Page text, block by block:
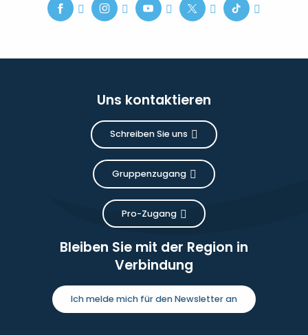
Uns kontaktieren
Schreiben Sie uns
Gruppenzugang
Pro-Zugang
Bleiben Sie mit der Region in
Verbindung
Ich melde mich für den Newsletter an